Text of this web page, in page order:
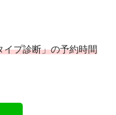
イプ診断」の予約時間